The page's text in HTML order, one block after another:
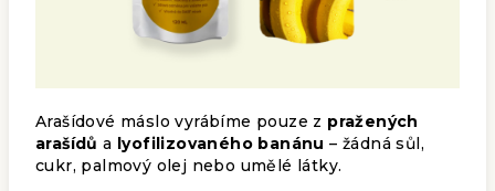
Arašídové máslo vyrábíme pouze z pražených
arašídů a lyofilizovaného banánu – žádná sůl,
cukr, palmový olej nebo umělé látky.